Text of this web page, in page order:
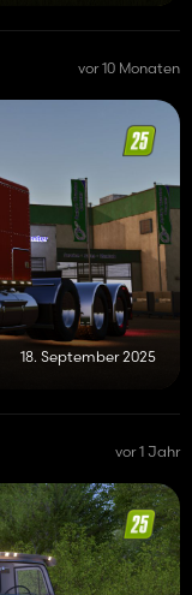
vor 10 Monaten
18. September 2025
vor 1 Jahr